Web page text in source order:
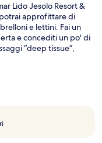
Lido Jesolo Resort &
approfittare di
e lettini. Fai un
e concediti un po' di
“deep tissue”,
e serve la
forza di questo hotel di
e un centro fitness.
della struttura.